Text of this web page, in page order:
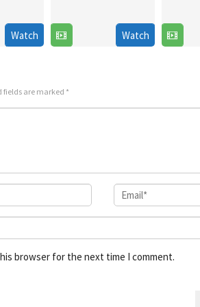
Watch Watch
fields are marked *
browser for the next time I comment.